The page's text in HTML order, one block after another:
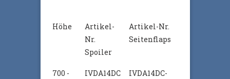
Höhe
Artikel-
Nr.
Spoiler
Artikel-Nr.
Seitenflaps
700 -
IVDA14DC
IVDA14DC-